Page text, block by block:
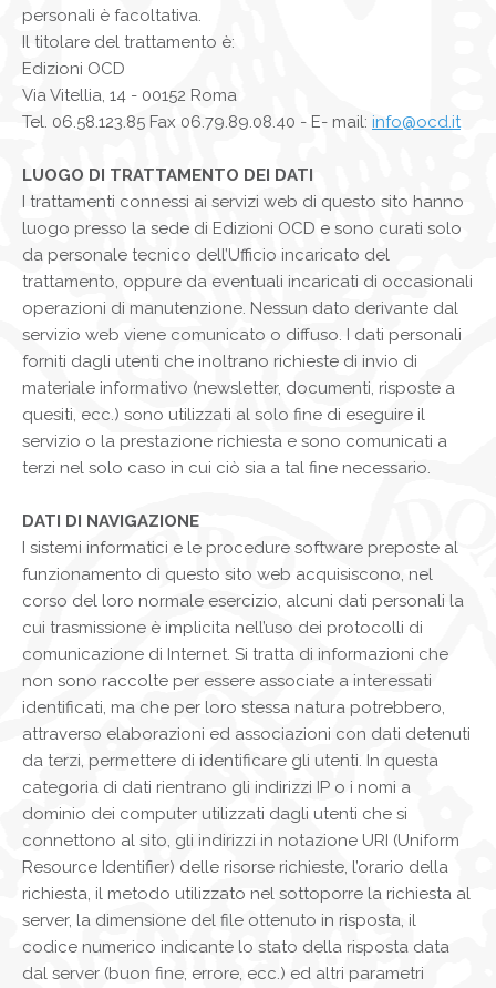
personali è facoltativa.
Il titolare del trattamento è:
Edizioni OCD
Via Vitellia, 14 - 00152 Roma
Tel. 06.58.123.85 Fax 06.79.89.08.40 - E- mail: info@ocd.it
LUOGO DI TRATTAMENTO DEI DATI
I trattamenti connessi ai servizi web di questo sito hanno
luogo presso la sede di Edizioni OCD e sono curati solo
da personale tecnico dell’Ufficio incaricato del
trattamento, oppure da eventuali incaricati di occasionali
operazioni di manutenzione. Nessun dato derivante dal
servizio web viene comunicato o diffuso. I dati personali
forniti dagli utenti che inoltrano richieste di invio di
materiale informativo (newsletter, documenti, risposte a
quesiti, ecc.) sono utilizzati al solo fine di eseguire il
servizio o la prestazione richiesta e sono comunicati a
terzi nel solo caso in cui ciò sia a tal fine necessario.
DATI DI NAVIGAZIONE
I sistemi informatici e le procedure software preposte al
funzionamento di questo sito web acquisiscono, nel
corso del loro normale esercizio, alcuni dati personali la
cui trasmissione è implicita nell’uso dei protocolli di
comunicazione di Internet. Si tratta di informazioni che
non sono raccolte per essere associate a interessati
identificati, ma che per loro stessa natura potrebbero,
attraverso elaborazioni ed associazioni con dati detenuti
da terzi, permettere di identificare gli utenti. In questa
categoria di dati rientrano gli indirizzi IP o i nomi a
dominio dei computer utilizzati dagli utenti che si
connettono al sito, gli indirizzi in notazione URI (Uniform
Resource Identifier) delle risorse richieste, l’orario della
richiesta, il metodo utilizzato nel sottoporre la richiesta al
server, la dimensione del file ottenuto in risposta, il
codice numerico indicante lo stato della risposta data
dal server (buon fine, errore, ecc.) ed altri parametri